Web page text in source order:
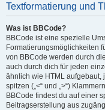
Textformatierung und
Was ist BBCode?
BBCode ist eine spezielle
Formatierungsmöglichkeiten
von BBCode werden durch
auch durch dich für jeden
ähnlich wie HTML aufgebaut,
spitzen („<“ und „>“)
BBCode findest du auf einer
Beitragserstellung aus